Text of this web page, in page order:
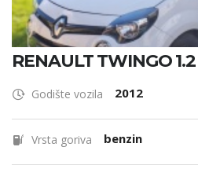
RENAULT TWINGO 1.2
Godište vozila 2012
Vrsta goriva benzin